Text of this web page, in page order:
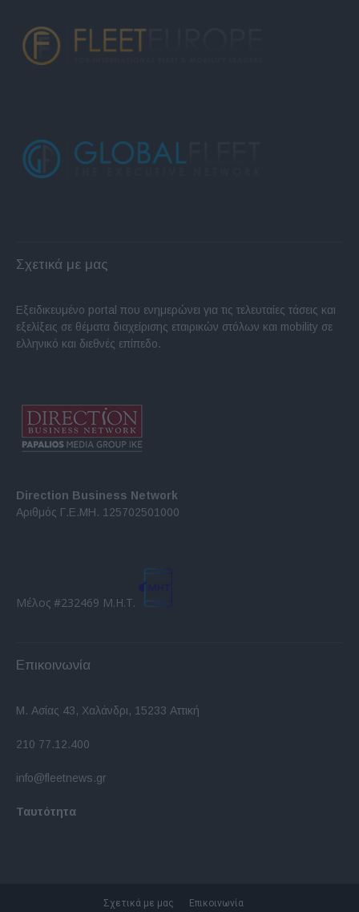
Σχετικά με μας
Εξειδικευμένο portal που ενημερώνει για τις τελευταίες τάσεις και
εξελίξεις σε θέματα διαχείρισης εταιρικών στόλων και mobility σε
ελληνικό και διεθνές επίπεδο.
Direction Business Network
Αριθμός Γ.Ε.ΜΗ. 125702501000
Μέλος #232469 Μ.Η.Τ.
Επικοινωνία
Μ. Ασίας 43, Χαλάνδρι, 15233 Αττική
210 77.12.400
info@fleetnews.gr
Ταυτότητα
Σχετικά με μας Επικοινωνία